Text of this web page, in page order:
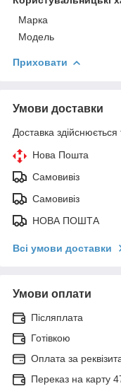
Марка
Модель
Приховати
Умови доставки
Доставка здійснюється
Нова Пошта
Самовивіз
Самовивіз
НОВА ПОШТА
Всі умови доставки
Умови оплати
Післяплата
Готівкою
Оплата за
Переказ на карту